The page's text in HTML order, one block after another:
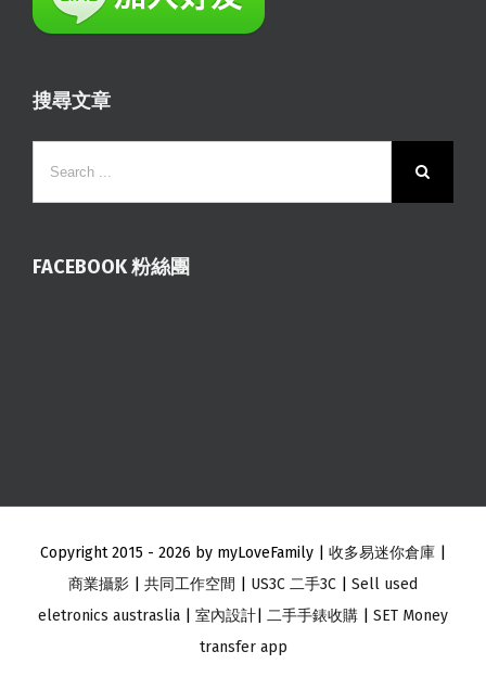
搜尋文章
FACEBOOK 粉絲團
Copyright 2015 - 2026 by myLoveFamily | 收多易迷你倉庫
商業攝影
共同工作空間 US3C 二手3C
Sell used
eletronics austraslia
室內設計 二手手錶收購
SET Money
transfer app